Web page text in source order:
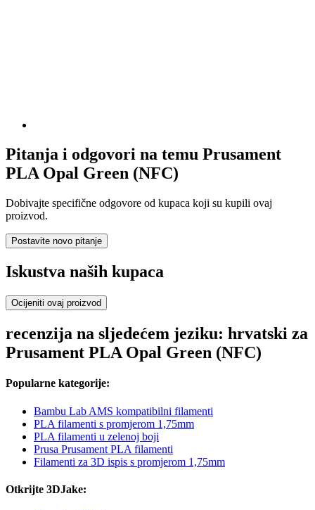
Pitanja i odgovori na temu Prusament
PLA Opal Green (NFC)
Dobivajte specifične odgovore od kupaca koji su kupili ovaj
proizvod.
Postavite novo pitanje
Iskustva naših kupaca
Ocijeniti ovaj proizvod
recenzija na sljedećem jeziku: hrvatski za
Prusament PLA Opal Green (NFC)
Popularne kategorije:
Bambu Lab AMS kompatibilni filamenti
PLA filamenti s promjerom 1,75mm
PLA filamenti u zelenoj boji
Prusa Prusament PLA filamenti
Filamenti za 3D ispis s promjerom 1,75mm
Otkrijte 3DJake: